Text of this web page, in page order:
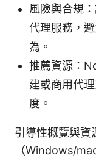
風險與合規
代理服務，
為。
推薦資源：
建或商用代
度。
引導性概覽與資
（Windows/